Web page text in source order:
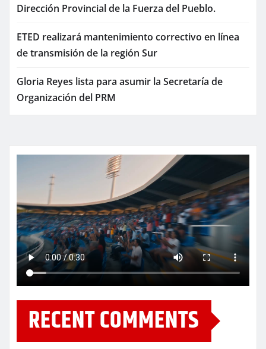
Dirección Provincial de la Fuerza del Pueblo.
ETED realizará mantenimiento correctivo en línea
de transmisión de la región Sur
Gloria Reyes lista para asumir la Secretaría de
Organización del PRM
RECENT COMMENTS